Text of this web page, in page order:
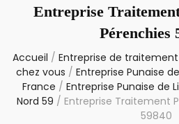
Entreprise
Pérenchies
Accueil / Entreprise de
chez vous / Entreprise Punaise
France / Entreprise Punaise de
Nord 59 / Entreprise Traitement
59840